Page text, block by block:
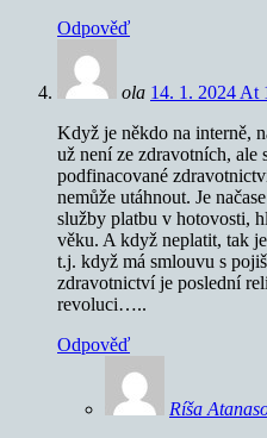
Odpověď
ola 14. 1. 2024 At
Když je někdo na interně,
už není ze zdravotních, ale
podfinacované
nemůže utáhnout. Je
služby platbu v hotovosti,
věku. A když neplatit, tak
t.j. když má smlouvu s
zdravotnictví je poslední
revoluci…..
Odpověď
Ríša